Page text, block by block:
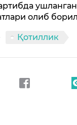
олиб
Қотиллик